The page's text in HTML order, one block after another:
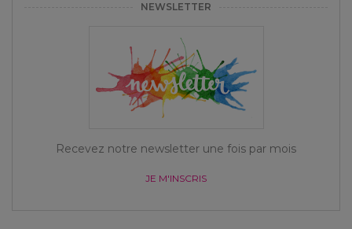
NEWSLETTER
Recevez notre newsletter une fois par mois
JE M'INSCRIS